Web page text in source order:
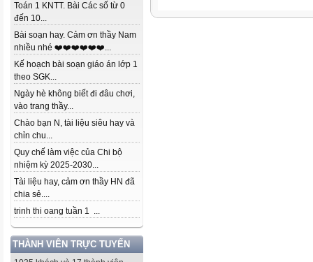
Toán 1 KNTT. Bài Các số từ 0
đến 10...
Bài soạn hay. Cảm ơn thầy Nam
nhiều nhé ❤️❤️❤️❤️❤️❤️...
Kế hoạch bài soạn giáo án lớp 1
theo SGK...
Ngày hè không biết đi đâu chơi,
vào trang thầy...
Chào bạn N, tài liệu siêu hay và
chỉn chu...
Quy chế làm việc của Chi bộ
nhiệm kỳ 2025-2030...
Tài liệu hay, cảm ơn thầy HN đã
chia sẻ....
trinh thi oang tuần 1 ...
THÀNH VIÊN TRỰC TUYẾN